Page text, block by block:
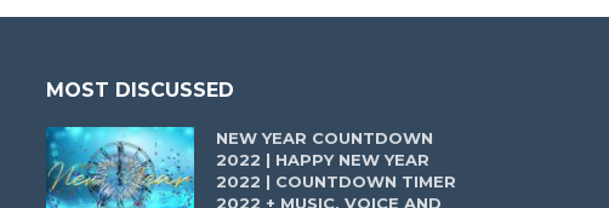
MOST DISCUSSED
NEW YEAR COUNTDOWN
2022 | HAPPY NEW YEAR
2022 | COUNTDOWN TIMER
2022 + MUSIC, VOICE AND